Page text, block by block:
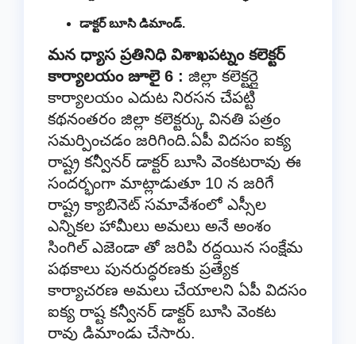
డాక్టర్ బూసి డిమాండ్.
మన ధ్యాస ప్రతినిధి విశాఖపట్నం కలెక్టర్
కార్యాలయం జూలై 6 : జిల్లా కలెక్టర్లై
కార్యాలయం ఎదుట నిరసన చేపట్టి
కథనంతరం జిల్లా కలెక్టర్కు వినతి పత్రం
సమర్పించడం జరిగింది.ఏపీ విదసం ఐక్య
రాష్ట్ర కన్వీనర్ డాక్టర్ బూసి వెంకటరావు ఈ
సందర్భంగా మాట్లాడుతూ 10 న జరిగే
రాష్ట్ర క్యాబినెట్ సమావేశంలో ఎస్సీల
ఎన్నికల హామీలు అమలు అనే అంశం
సింగిల్ ఎజెండా తో జరిపి రద్దయిన సంక్షేమ
పథకాలు పునరుద్ధరణకు ప్రత్యేక
కార్యాచరణ అమలు చేయాలని ఏపీ విదసం
ఐక్య రాష్ట కన్వీనర్ డాక్టర్ బూసి వెంకట
రావు డిమాండు చేసారు.